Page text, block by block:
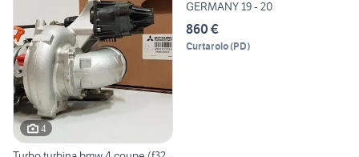
4
GERMANY 19 - 20
860 €
Curtarolo(PD)